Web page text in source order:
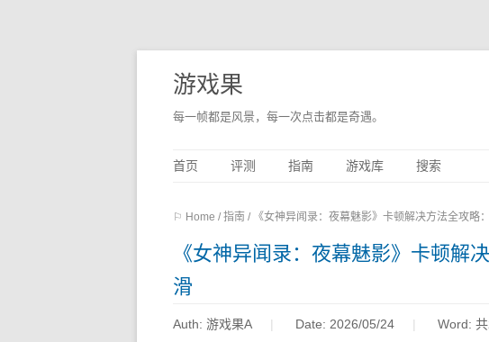
游戏果
每一帧都是风景，每一次点击都是奇遇。
首页 评测 指南 游戏库 搜索
⚐ Home / 指南 / 《女神异闻录：夜幕魅影》卡顿解决方法全攻略
《女神异闻录：夜幕魅影》卡顿解
滑
Auth: 游戏果A Date: 2026/05/24 Word: